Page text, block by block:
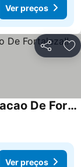
Ver preços
Partilhar
Apartamento Na Melhor Localizacao De Fortaleza!!
Ver preços